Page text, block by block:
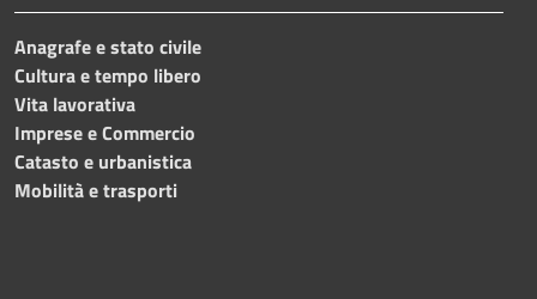
Anagrafe e stato civile
Cultura e tempo libero
Vita lavorativa
Imprese e Commercio
Catasto e urbanistica
Mobilità e trasporti